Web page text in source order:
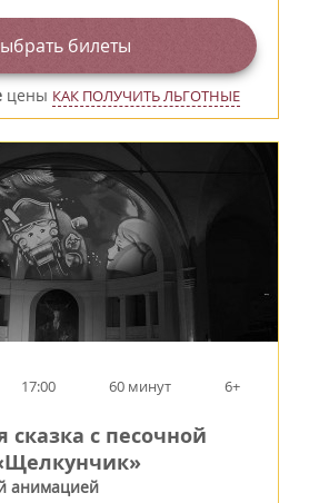
билеты
цены КАК ПОЛУЧИТЬ ЛЬГОТНЫЕ
17:00 60 минут 6+
с песочной
анимацией